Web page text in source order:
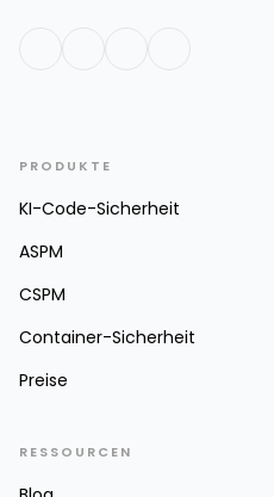
PRODUKTE
KI-Code-Sicherheit
ASPM
CSPM
Container-Sicherheit
Preise
RESSOURCEN